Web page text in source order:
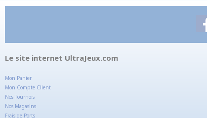
Le site internet UltraJeux.com
Mon Panier
Mon Compte Client
Nos Tournois
Nos Magasins
Frais de Ports